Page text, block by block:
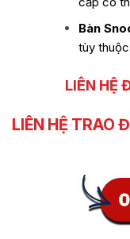
Bàn
tùy
LIÊN HỆ
LIÊN HỆ TRAO